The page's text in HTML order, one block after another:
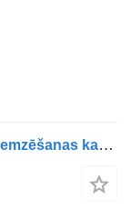
Scania Pidurikamber 24/16 2192928 bremzēšanas kamera paredzēts Scania R440 vilcēja